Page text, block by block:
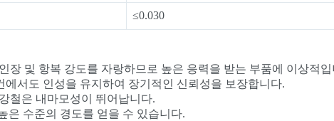
≤0.030
장 및 항복 강도를 자랑하므로 높은 응력을 받는 부품에 이상적입
에서도 인성을 유지하여 장기적인 신뢰성을 보장합니다.
철은 내마모성이 뛰어납니다.
은 수준의 경도를 얻을 수 있습니다.